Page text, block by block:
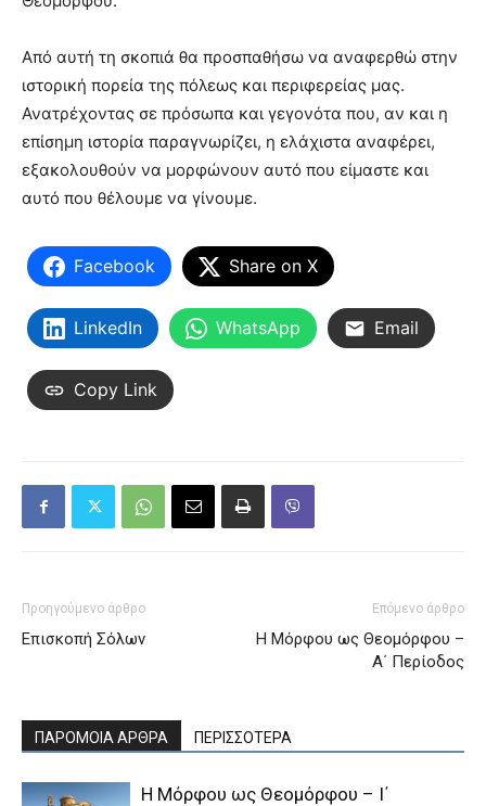
Από αυτή τη σκοπιά θα προσπαθήσω να αναφερθώ στην
ιστορική πορεία της πόλεως και περιφερείας μας.
Ανατρέχοντας σε πρόσωπα και γεγονότα που, αν και η
επίσημη ιστορία παραγνωρίζει, η ελάχιστα αναφέρει,
εξακολουθούν να μορφώνουν αυτό που είμαστε και
αυτό που θέλουμε να γίνουμε.
Facebook Share on X
LinkedIn WhatsApp Email
Copy Link
Προηγούμενο άρθρο
Επισκοπή Σόλων
Επόμενο άρθρο
Η Μόρφου ως Θεομόρφου –
Α΄ Περίοδος
ΠΑΡΟΜΟΙΑ ΑΡΘΡΑ ΠΕΡΙΣΣΟΤΕΡΑ
Η Μόρφου ως Θεομόρφου – Ι΄